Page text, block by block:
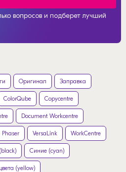
вопросов и подберет лучший
Оригинал Заправка
ColorQube Copycentre
Document Workcentre
Phaser VersaLink WorkCentre
Синие (cyan)
(yellow)